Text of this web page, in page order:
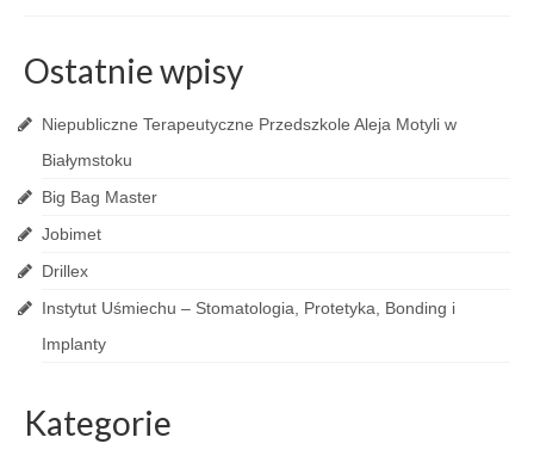
Ostatnie wpisy
Niepubliczne Terapeutyczne Przedszkole Aleja Motyli w
Białymstoku
Big Bag Master
Jobimet
Drillex
Instytut Uśmiechu – Stomatologia, Protetyka, Bonding i
Implanty
Kategorie